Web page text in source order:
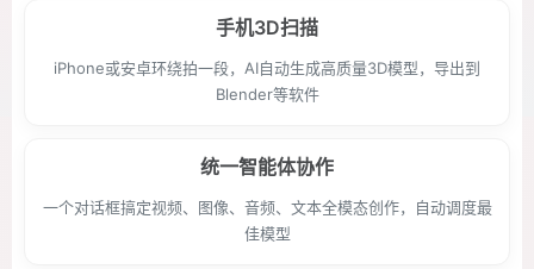
手机3D扫描
iPhone或安卓环绕拍一段，AI自动生成高质量3D模型，导出到
Blender等软件
统一智能体协作
一个对话框搞定视频、图像、音频、文本全模态创作，自动调度最
佳模型